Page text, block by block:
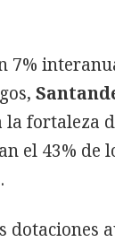
7%
fortaleza
el 43% de
dotaciones